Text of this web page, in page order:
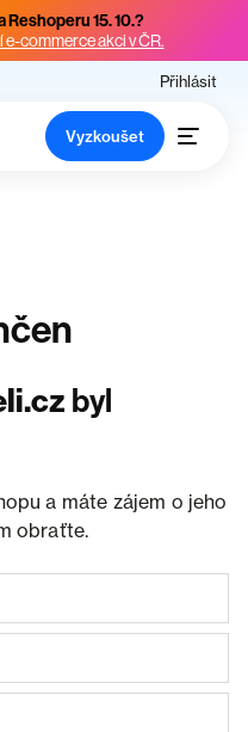
Reshoperu 15. 10.?
e-commerce akci v ČR.
Přihlásit
Vyzkoušet
byl
a máte zájem o jeho
obraťte.